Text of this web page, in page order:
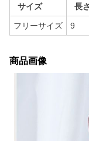
サイズ 長
フリーサイズ 9
商品画像